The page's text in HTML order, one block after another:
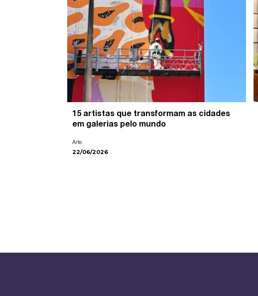
15 artistas que transformam as cidades
em galerias pelo mundo
Arte
22/06/2026